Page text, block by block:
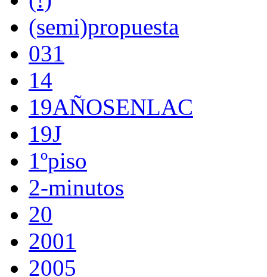
(semi)propuesta
031
14
19AÑOSENLAC
19J
1ºpiso
2-minutos
20
2001
2005